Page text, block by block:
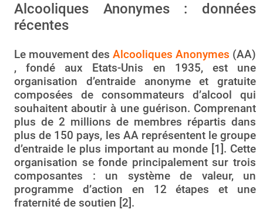
Alcooliques Anonymes : données
récentes
Le mouvement des Alcooliques Anonymes (AA)
, fondé aux Etats-Unis en 1935, est une
organisation d’entraide anonyme et gratuite
composées de consommateurs d’alcool qui
souhaitent aboutir à une guérison. Comprenant
plus de 2 millions de membres répartis dans
plus de 150 pays, les AA représentent le groupe
d’entraide le plus important au monde [1]. Cette
organisation se fonde principalement sur trois
composantes : un système de valeur, un
programme d’action en 12 étapes et une
fraternité de soutien [2].